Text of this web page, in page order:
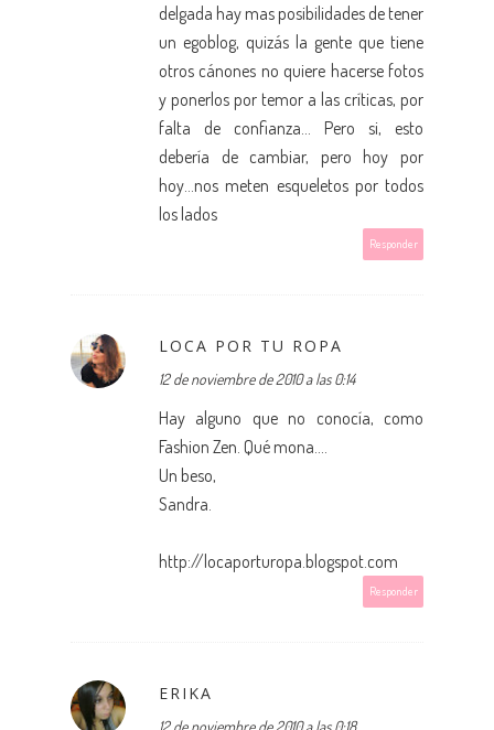
delgada hay mas posibilidades de tener
un egoblog, quizás la gente que tiene
otros cánones no quiere hacerse fotos
y ponerlos por temor a las críticas, por
falta de confianza... Pero si, esto
debería de cambiar, pero hoy por
hoy...nos meten esqueletos por todos
los lados
Responder
LOCA POR TU ROPA
12 de noviembre de 2010 a las 0:14
Hay alguno que no conocía, como
Fashion Zen. Qué mona....
Un beso,
Sandra.
http://locaporturopa.blogspot.com
Responder
ERIKA
12 de noviembre de 2010 a las 0:18